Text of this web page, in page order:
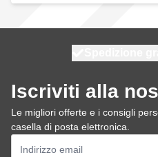
Iscriviti alla
Le migliori offerte e i consigli
casella di posta elettronica.